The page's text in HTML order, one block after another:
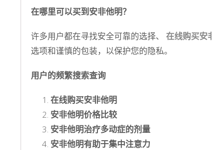
在哪里可以买到安非他明？
许多用户都在寻找安全可靠的选择、 在线购买安
选项和谨慎的包装，以保护您的隐私。
用户的频繁搜索查询
在线购买安非他明
安非他明价格比较
安非他明治疗多动症的剂量
安非他明有助于集中注意力